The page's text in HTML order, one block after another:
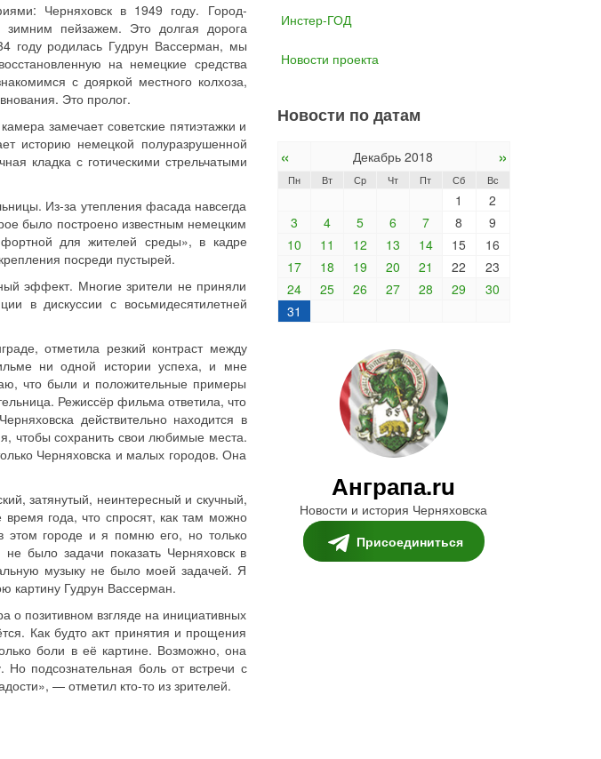
Черняховск в 1949 году. Город-
пейзажем. Это долгая дорога
году родилась Гудрун Вассерман, мы
на немецкие средства
с дояркой местного колхоза,
Это пролог.
замечает советские пятиэтажки и
историю немецкой полуразрушенной
кладка с готическими стрельчатыми
Из-за утепления фасада навсегда
было построено известным немецким
для жителей среды», в кадре
посреди пустырей.
эффект. Многие зрители не приняли
в дискуссии с восьмидесятилетней
отметила резкий контраст между
ни одной истории успеха, и мне
что были и положительные примеры
Режиссёр фильма ответила, что
действительно находится в
чтобы сохранить свои любимые места.
Черняховска и малых городов. Она
затянутый, неинтересный и скучный,
года, что спросят, как там можно
этом городе и я помню его, но только
было задачи показать Черняховск в
музыку не было моей задачей. Я
картину Гудрун Вассерман.
позитивном взгляде на инициативных
Как будто акт принятия и прощения
боли в её картине. Возможно, она
подсознательная боль от встречи с
— отметил кто-то из зрителей.
Инстер-ГОД
Новости проекта
Новости по датам
« Декабрь 2018 »
Пн Вт Ср Чт Пт Сб Вс
1
2
3
4 5 6 7 8
9
10
11 12 13 14 15
16
17
18 19 20 21 22
23
24
25 26 27 28 29
30
31
Анграпа.ru
Новости и история Черняховска
Присоединиться